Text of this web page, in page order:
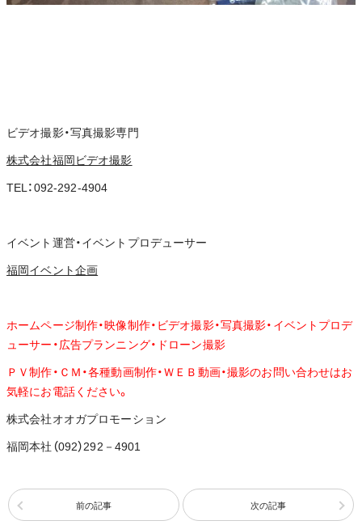
ビデオ撮影・写真撮影専門
株式会社福岡ビデオ撮影
TEL：092-292-4904
イベント運営・イベントプロデューサー
福岡イベント企画
ホームページ制作・映像制作・ビデオ撮影・写真撮影・イベントプロデ
ューサー・広告プランニング・ドローン撮影
ＰＶ制作・ＣＭ・各種動画制作・ＷＥＢ動画・撮影のお問い合わせはお
気軽にお電話ください。
株式会社オオガプロモーション
福岡本社（092）292－4901
前の記事 次の記事